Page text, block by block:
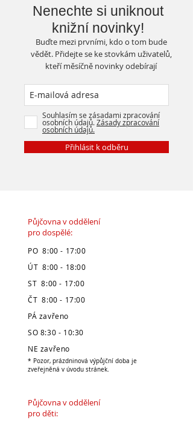
Nenechte si uniknout
knižní novinky!
Buďte mezi prvními, kdo o tom bude
vědět. Přidejte se ke stovkám uživatelů,
kteří měsíčně novinky odebírají
Souhlasím se zásadami zpracování
osobních údajů.Zásady zpracování
osobních údajů.
Přihlásit k odběru
Půjčovna v oddělení
pro dospělé:
PO 8:00 - 17:00
ÚT 8:00 - 18:00
ST 8:00 - 17:00
ČT 8:00 - 17:00
PÁ zavřeno
SO 8:30 - 10:30
NE zavřeno
* Pozor, prázdninová výpůjční doba je
zveřejněná v úvodu stránek.
Půjčovna v oddělení
pro děti: